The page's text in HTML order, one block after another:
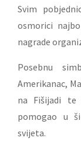
Svim
osmorici
nagrade
Posebnu
Amerikanac,
na Fišijadi te
pomogao u
svijeta.